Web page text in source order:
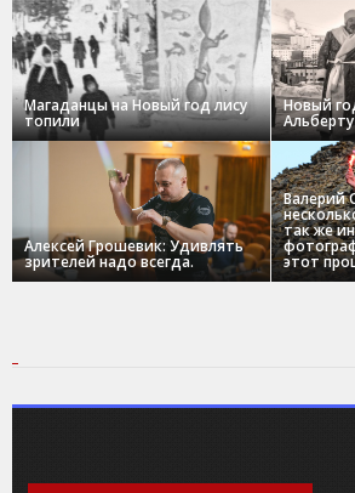
Магаданцы на Новый год лису
топили
Новый
Алексей Грошевик: Удивлять
зрителей надо всегда.
Валерий
так же
этот